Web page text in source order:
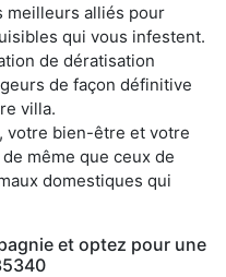
meilleurs alliés pour
qui vous infestent.
de dératisation
de façon définitive
villa.
votre bien-être et votre
même que ceux de
domestiques qui
et optez pour une